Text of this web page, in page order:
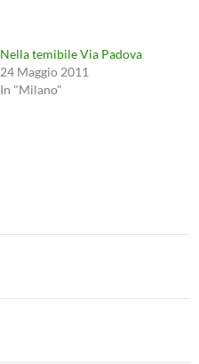
Nella temibile Via Padova
24 Maggio 2011
In "Milano"